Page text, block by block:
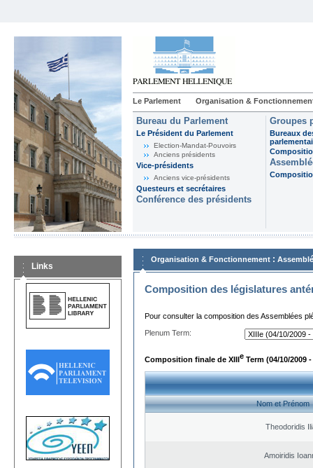
Le Parlement Organisation &
Bureau du Parlement
Le Président du Parlement
Election-Mandat-Pouvoirs
Anciens présidents
Vice-présidents
Anciens vice-présidents
Questeurs et secrétaires
Conférence des présidents
Groupes
Bureaux
Links
Organisation & Fonctionnement :
Composition des législatures
Pour consulter la composition des Assemblées
Plenum Term:
Composition finale de XIIIe Term (04/10/2009 -
Nom et Prénom
Theodoridis
Amoiridis